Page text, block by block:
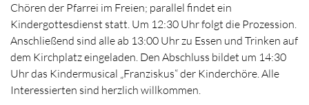
Chören der Pfarrei im Freien; parallel findet ein
Kindergottesdienst statt. Um 12:30 Uhr folgt die Prozession.
Anschließend sind alle ab 13:00 Uhr zu Essen und Trinken auf
dem Kirchplatz eingeladen. Den Abschluss bildet um 14:30
Uhr das Kindermusical „Franziskus“ der Kinderchöre. Alle
Interessierten sind herzlich willkommen.